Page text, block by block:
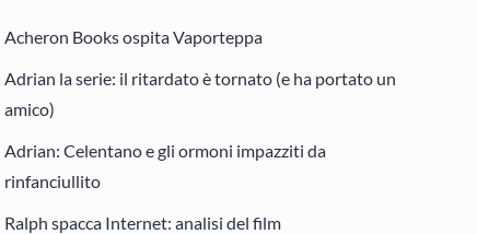
Acheron Books ospita Vaporteppa
Adrian la serie: il ritardato è tornato (e ha portato un
amico)
Adrian: Celentano e gli ormoni impazziti da
rinfanciullito
Ralph spacca Internet: analisi del film